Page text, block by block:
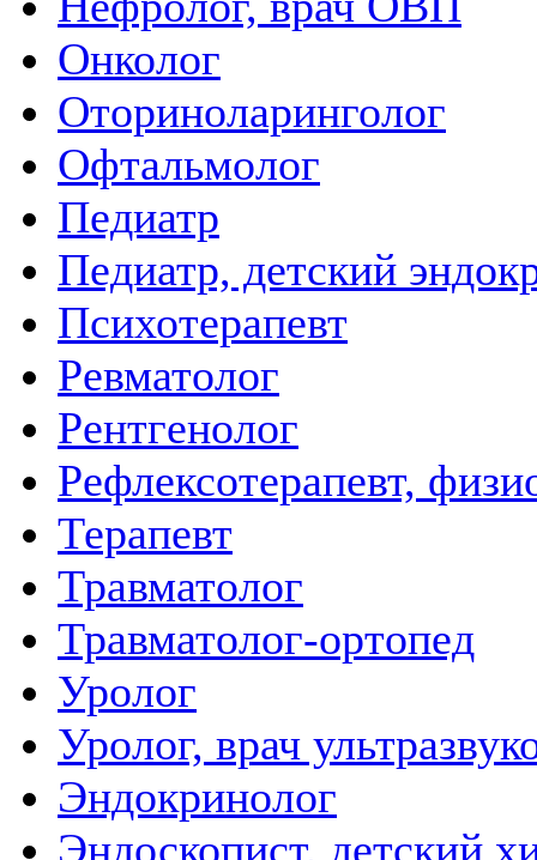
Онколог
Оториноларинголог
Офтальмолог
Педиатр
Педиатр, детский
Психотерапевт
Ревматолог
Рентгенолог
Рефлексотерапевт,
Терапевт
Травматолог
Травматолог-ортопед
Уролог
Уролог, врач
Эндокринолог
Эндоскопист, детский